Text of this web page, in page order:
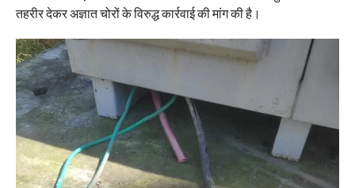
तहरीर देकर अज्ञात चोरों के विरुद्ध कार्रवाई की मांग की है।